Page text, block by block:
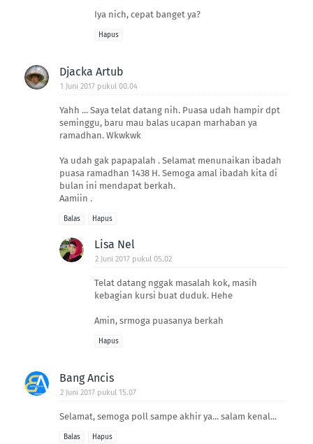
Iya nich, cepat banget ya?
Hapus
Djacka Artub
1 Juni 2017 pukul 00.04
Yahh ... Saya telat datang nih. Puasa udah hampir dpt
seminggu, baru mau balas ucapan marhaban ya
ramadhan. Wkwkwk
Ya udah gak papapalah . Selamat menunaikan ibadah
puasa ramadhan 1438 H. Semoga amal ibadah kita di
bulan ini mendapat berkah.
Aamiin .
Balas Hapus
Lisa Nel
2 Juni 2017 pukul 05.02
Telat datang nggak masalah kok, masih
kebagian kursi buat duduk. Hehe
Amin, srmoga puasanya berkah
Hapus
Bang Ancis
2 Juni 2017 pukul 15.07
Selamat, semoga poll sampe akhir ya... salam kenal...
Balas Hapus